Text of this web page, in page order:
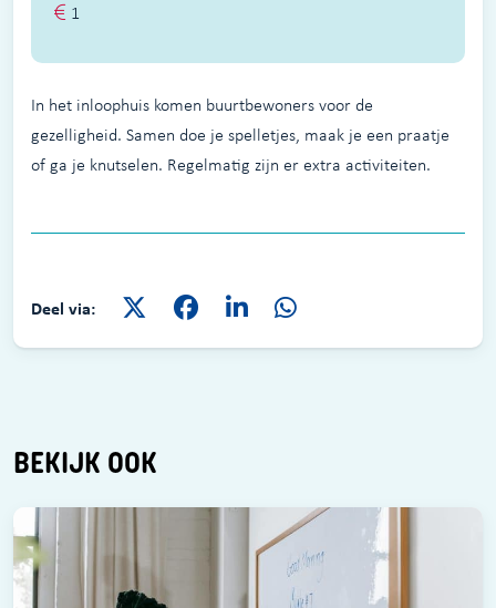
1
In het inloophuis komen buurtbewoners voor de
gezelligheid. Samen doe je spelletjes, maak je een praatje
of ga je knutselen. Regelmatig zijn er extra activiteiten.
Deel via:
BEKIJK OOK